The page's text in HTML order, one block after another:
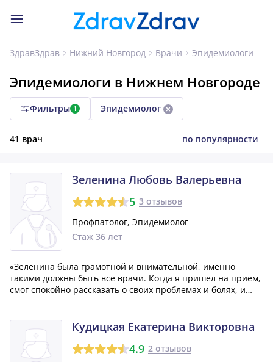
ЗдравЗдрав Нижний Новгород Врачи Эпидемиологи
Эпидемиологи в Нижнем Новгороде
Фильтры 1 Эпидемиолог
41 врач по популярности
Зеленина Любовь Валерьевна
5 3 отзывов
Профпатолог, Эпидемиолог
Стаж 36 лет
«Зеленина была грамотной и внимательной, именно
такими должны быть все врачи. Когда я пришел на прием,
смог спокойно рассказать о своих проблемах и болях, и
обследование, дала советы о других...»
Кудицкая Екатерина Викторовна
4.9 2 отзывов